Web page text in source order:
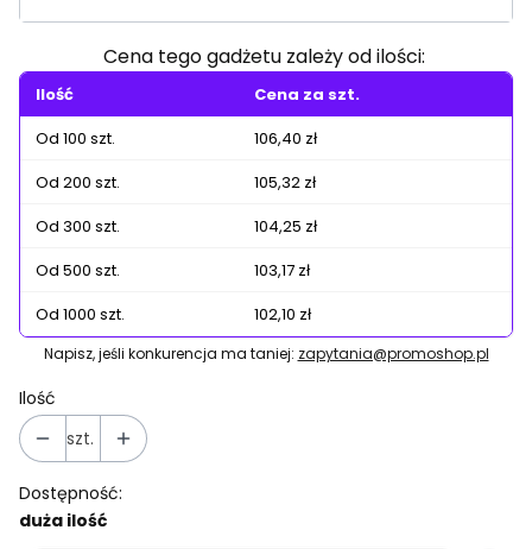
Cena tego gadżetu zależy od ilości:
Ilość
Cena za szt.
Od 100 szt.
106,40 zł
Od 200 szt.
105,32 zł
Od 300 szt.
104,25 zł
Od 500 szt.
103,17 zł
Od 1000 szt.
102,10 zł
Napisz, jeśli konkurencja ma taniej: zapytania@promoshop.pl
Ilość
szt.
Dostępność:
duża ilość